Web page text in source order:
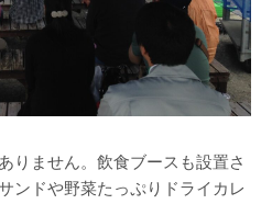
りません。飲食ブースも設置さ
ンドや野菜たっぷりドライカレ